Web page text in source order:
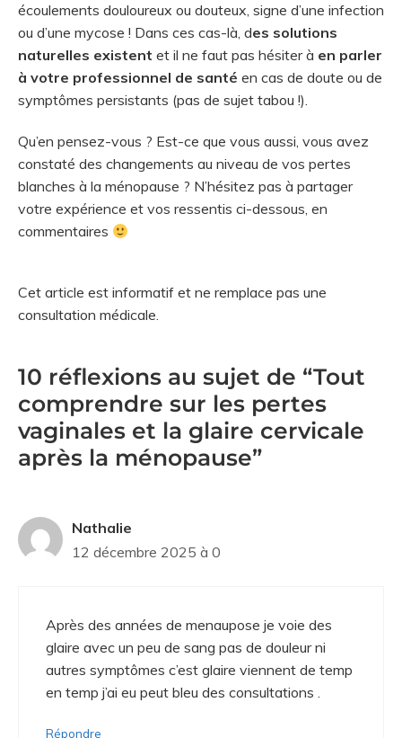
écoulements douloureux ou douteux, signe d’une infection
ou d’une mycose ! Dans ces cas-là, des solutions
naturelles existent et il ne faut pas hésiter à en parler
à votre professionnel de santé en cas de doute ou de
symptômes persistants (pas de sujet tabou !).
Qu’en pensez-vous ? Est-ce que vous aussi, vous avez
constaté des changements au niveau de vos pertes
blanches à la ménopause ? N’hésitez pas à partager
votre expérience et vos ressentis ci-dessous, en
commentaires
Cet article est informatif et ne remplace pas une
consultation médicale.
10 réflexions au sujet de “Tout
comprendre sur les pertes
vaginales et la glaire cervicale
après la ménopause”
Nathalie
12 décembre 2025 à 0
Après des années de menaupose je voie des
glaire avec un peu de sang pas de douleur ni
autres symptômes c’est glaire viennent de temp
en temp j’ai eu peut bleu des consultations .
Répondre